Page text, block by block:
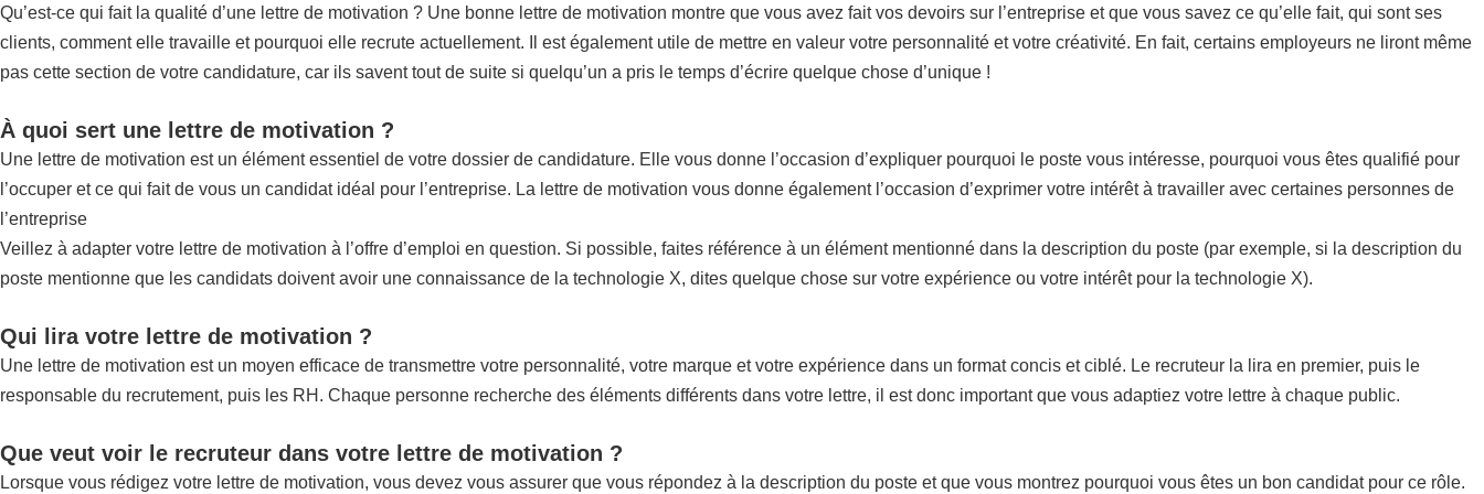
Qu’est-ce qui fait la qualité d’une lettre de motivation ? Une bonne lettre de motivation montre que vous avez fait vos devoirs sur l’entreprise et que vous savez ce qu’elle fait, qui sont ses
clients, comment elle travaille et pourquoi elle recrute actuellement. Il est également utile de mettre en valeur votre personnalité et votre créativité. En fait, certains employeurs ne liront même
pas cette section de votre candidature, car ils savent tout de suite si quelqu’un a pris le temps d’écrire quelque chose d’unique !
À quoi sert une lettre de motivation ?
Une lettre de motivation est un élément essentiel de votre dossier de candidature. Elle vous donne l’occasion d’expliquer pourquoi le poste vous intéresse, pourquoi vous êtes qualifié pour
l’occuper et ce qui fait de vous un candidat idéal pour l’entreprise. La lettre de motivation vous donne également l’occasion d’exprimer votre intérêt à travailler avec certaines personnes de
l’entreprise
Veillez à adapter votre lettre de motivation à l’offre d’emploi en question. Si possible, faites référence à un élément mentionné dans la description du poste (par exemple, si la description du
poste mentionne que les candidats doivent avoir une connaissance de la technologie X, dites quelque chose sur votre expérience ou votre intérêt pour la technologie X).
Qui lira votre lettre de motivation ?
Une lettre de motivation est un moyen efficace de transmettre votre personnalité, votre marque et votre expérience dans un format concis et ciblé. Le recruteur la lira en premier, puis le
responsable du recrutement, puis les RH. Chaque personne recherche des éléments différents dans votre lettre, il est donc important que vous adaptiez votre lettre à chaque public.
Que veut voir le recruteur dans votre lettre de motivation ?
Lorsque vous rédigez votre lettre de motivation, vous devez vous assurer que vous répondez à la description du poste et que vous montrez pourquoi vous êtes un bon candidat pour ce rôle.